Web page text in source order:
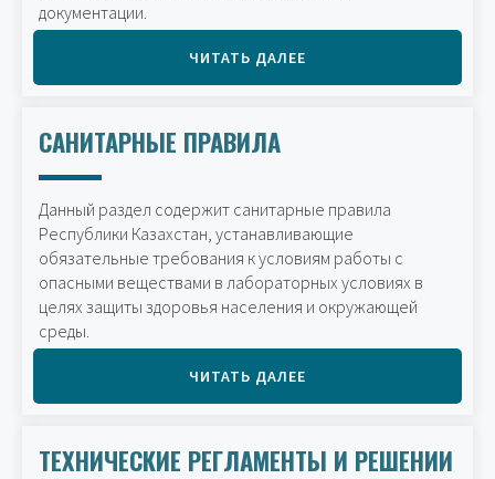
документации.
ЧИТАТЬ ДАЛЕЕ
САНИТАРНЫЕ ПРАВИЛА
Данный раздел содержит санитарные правила
Республики Казахстан, устанавливающие
обязательные требования к условиям работы с
опасными веществами в лабораторных условиях в
целях защиты здоровья населения и окружающей
среды.
ЧИТАТЬ ДАЛЕЕ
ТЕХНИЧЕСКИЕ РЕГЛАМЕНТЫ И РЕШЕНИИ